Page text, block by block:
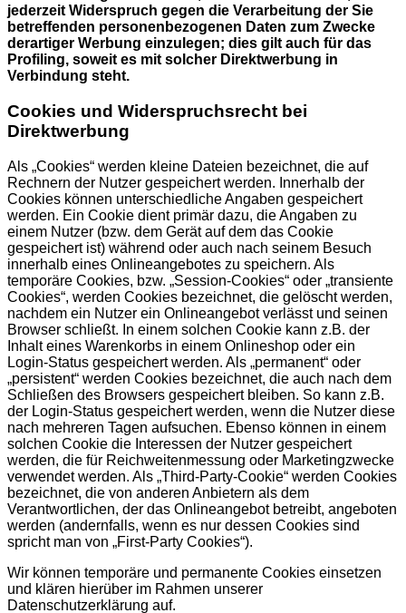
jederzeit Widerspruch gegen die Verarbeitung der Sie
betreffenden personenbezogenen Daten zum Zwecke
derartiger Werbung einzulegen; dies gilt auch für das
Profiling, soweit es mit solcher Direktwerbung in
Verbindung steht.
Cookies und Widerspruchsrecht bei
Direktwerbung
Als „Cookies“ werden kleine Dateien bezeichnet, die auf
Rechnern der Nutzer gespeichert werden. Innerhalb der
Cookies können unterschiedliche Angaben gespeichert
werden. Ein Cookie dient primär dazu, die Angaben zu
einem Nutzer (bzw. dem Gerät auf dem das Cookie
gespeichert ist) während oder auch nach seinem Besuch
innerhalb eines Onlineangebotes zu speichern. Als
temporäre Cookies, bzw. „Session-Cookies“ oder „transiente
Cookies“, werden Cookies bezeichnet, die gelöscht werden,
nachdem ein Nutzer ein Onlineangebot verlässt und seinen
Browser schließt. In einem solchen Cookie kann z.B. der
Inhalt eines Warenkorbs in einem Onlineshop oder ein
Login-Status gespeichert werden. Als „permanent“ oder
„persistent“ werden Cookies bezeichnet, die auch nach dem
Schließen des Browsers gespeichert bleiben. So kann z.B.
der Login-Status gespeichert werden, wenn die Nutzer diese
nach mehreren Tagen aufsuchen. Ebenso können in einem
solchen Cookie die Interessen der Nutzer gespeichert
werden, die für Reichweitenmessung oder Marketingzwecke
verwendet werden. Als „Third-Party-Cookie“ werden Cookies
bezeichnet, die von anderen Anbietern als dem
Verantwortlichen, der das Onlineangebot betreibt, angeboten
werden (andernfalls, wenn es nur dessen Cookies sind
spricht man von „First-Party Cookies“).
Wir können temporäre und permanente Cookies einsetzen
und klären hierüber im Rahmen unserer
Datenschutzerklärung auf.